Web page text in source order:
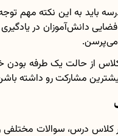
باید به این نکته مهم
دانش‌آموزان در
از حالت یک طرفه
مشارکت رو داشته
کلاس درس، سوالات